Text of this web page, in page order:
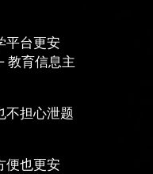
平台更安
教育信息主
不担心泄题
便也更安